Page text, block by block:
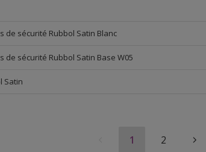
de sécurité Rubbol Satin Blanc
de sécurité Rubbol Satin Base W05
Satin
1 2